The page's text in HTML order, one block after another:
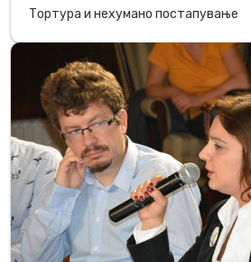
Тортура и нехумано постапување